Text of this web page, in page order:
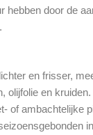
hebben door de
en frisser,
olijfolie en
of ambachtelijke